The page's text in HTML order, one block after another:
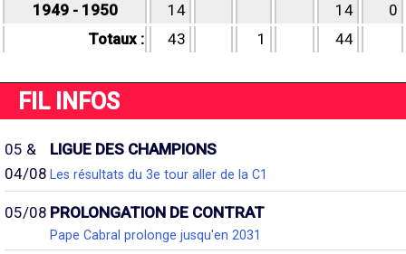
1949 - 1950
14 14
0
Totaux :
43 1 44
FIL INFOS
05 &
04/08
LIGUE DES CHAMPIONS
Les résultats du 3e tour aller de la C1
05/08 PROLONGATION DE CONTRAT
Pape Cabral prolonge jusqu'en 2031